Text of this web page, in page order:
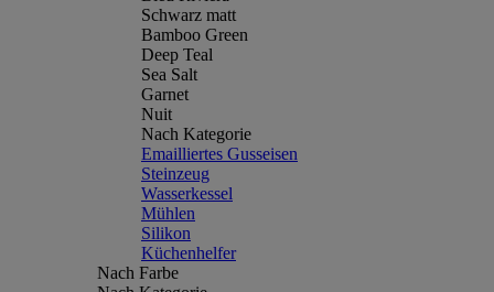
Schwarz matt
Bamboo Green
Deep Teal
Sea Salt
Garnet
Nuit
Nach Kategorie
Emailliertes Gusseisen
Steinzeug
Wasserkessel
Mühlen
Silikon
Küchenhelfer
Nach Farbe